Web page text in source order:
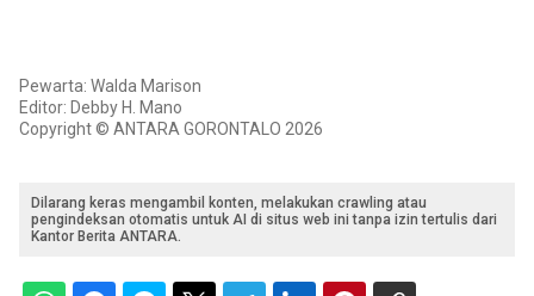
Pewarta: Walda Marison
Editor: Debby H. Mano
Copyright © ANTARA GORONTALO 2026
Dilarang keras mengambil konten, melakukan crawling atau
pengindeksan otomatis untuk AI di situs web ini tanpa izin tertulis dari
Kantor Berita ANTARA.